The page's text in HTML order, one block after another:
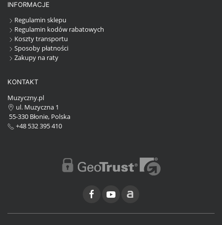
INFORMACJE
Regulamin sklepu
Regulamin kodów rabatowych
Koszty transportu
Sposoby płatności
Zakupy na raty
KONTAKT
Muzyczny.pl
ul. Muzyczna 1
55-330 Błonie, Polska
+48 532 395 410